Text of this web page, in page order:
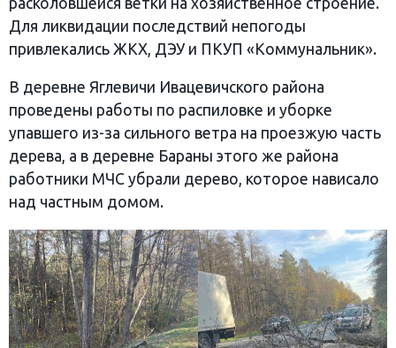
Для ликвидации последствий непогоды
привлекались ЖКХ, ДЭУ и ПКУП «Коммунальник».
В деревне Яглевичи Ивацевичского района
проведены работы по распиловке и уборке
упавшего из-за сильного ветра на проезжую часть
дерева, а в деревне Бараны этого же района
работники МЧС убрали дерево, которое нависало
над частным домом.